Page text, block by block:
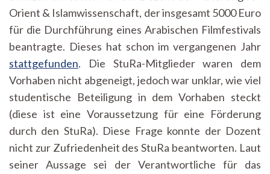
Orient & Islamwissenschaft, der insgesamt 5000 Euro
für die Durchführung eines Arabischen Filmfestivals
beantragte. Dieses hat schon im vergangenen Jahr
stattgefunden. Die StuRa-Mitglieder waren dem
Vorhaben nicht abgeneigt, jedoch war unklar, wie viel
studentische Beteiligung in dem Vorhaben steckt
(diese ist eine Voraussetzung für eine Förderung
durch den StuRa). Diese Frage konnte der Dozent
nicht zur Zufriedenheit des StuRa beantworten. Laut
seiner Aussage sei der Verantwortliche für das